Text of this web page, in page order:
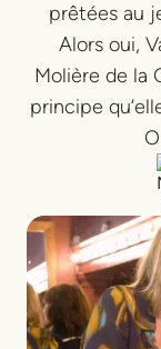
prêtées au
Alors oui,
Molière de la
principe